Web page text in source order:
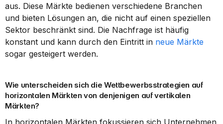
aus. Diese Märkte bedienen verschiedene Branchen
und bieten Lösungen an, die nicht auf einen speziellen
Sektor beschränkt sind. Die Nachfrage ist häufig
konstant und kann durch den Eintritt in neue Märkte
sogar gesteigert werden.
Wie unterscheiden sich die Wettbewerbsstrategien auf
horizontalen Märkten von denjenigen auf vertikalen
Märkten?
In horizontalen Märkten fokussieren sich Unternehmen